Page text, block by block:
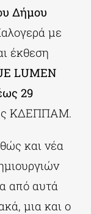
Δήμου
με
έκθεση
LUMEN
29
ΚΔΕΠΠΑΜ.
και νέα
από αυτά
μια και ο